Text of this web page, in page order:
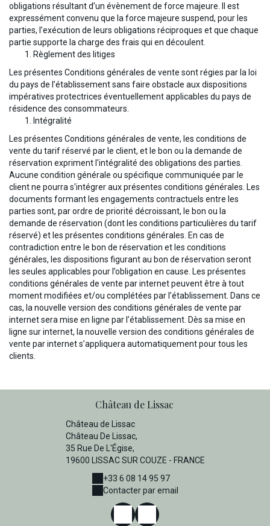
obligations résultant d’un évènement de force majeure. Il est
expressément convenu que la force majeure suspend, pour les
parties, l’exécution de leurs obligations réciproques et que chaque
partie supporte la charge des frais qui en découlent.
Règlement des litiges
Les présentes Conditions générales de vente sont régies par la loi
du pays de l’établissement sans faire obstacle aux dispositions
impératives protectrices éventuellement applicables du pays de
résidence des consommateurs.
Intégralité
Les présentes Conditions générales de vente, les conditions de
vente du tarif réservé par le client, et le bon ou la demande de
réservation expriment l'intégralité des obligations des parties.
Aucune condition générale ou spécifique communiquée par le
client ne pourra s'intégrer aux présentes conditions générales. Les
documents formant les engagements contractuels entre les
parties sont, par ordre de priorité décroissant, le bon ou la
demande de réservation (dont les conditions particulières du tarif
réservé) et les présentes conditions générales. En cas de
contradiction entre le bon de réservation et les conditions
générales, les dispositions figurant au bon de réservation seront
les seules applicables pour l’obligation en cause. Les présentes
conditions générales de vente par internet peuvent être à tout
moment modifiées et/ou complétées par l’établissement. Dans ce
cas, la nouvelle version des conditions générales de vente par
internet sera mise en ligne par l’établissement. Dès sa mise en
ligne sur internet, la nouvelle version des conditions générales de
vente par internet s’appliquera automatiquement pour tous les
clients.
Château de Lissac
Château de Lissac
Château De Lissac,
35 Rue De L'Égise,
19600 LISSAC SUR COUZE - FRANCE
+33 6 08 14 95 97
Contacter par email